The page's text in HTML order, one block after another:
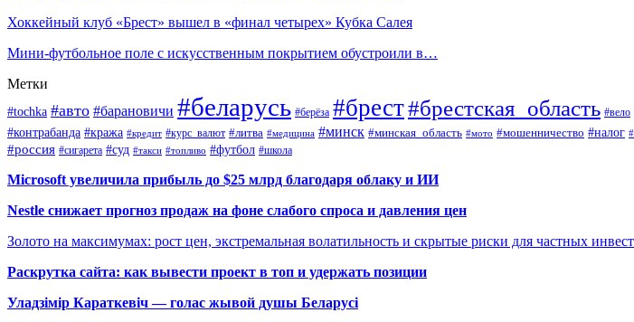
Хоккейный клуб «Брест» вышел в «финал четырех» Кубка Салея
Мини-футбольное поле с искусственным покрытием обустроили в…
Метки
#tochka #авто #барановичи #беларусь #берёза #брест#брестская_область #вело
#контрабанда #кража #кредит #курс_валют #литва #медицина #минск #минская_область #мото #мошенничество #налог
#россия #сигарета #суд #такси #топливо #футбол #школа
Microsoft увеличила прибыль до $25 млрд благодаря облаку и ИИ
Nestle снижает прогноз продаж на фоне слабого спроса и давления цен
Золото на максимумах: рост цен, экстремальная волатильность и скрытые риски для частных
Раскрутка сайта: как вывести проект в топ и удержать позиции
Уладзімір Караткевіч — голас жывой душы Беларусі